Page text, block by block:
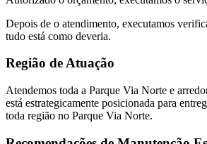
Depois de o atendimento, executamos
tudo está como deveria.
Região de Atuação
Atendemos toda a Parque Via Norte e
está estrategicamente posicionada para
toda região no Parque Via Norte.